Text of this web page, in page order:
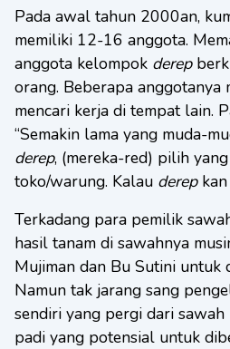
Pada awal tahun 2000an,
memiliki 12-16 anggota.
anggota kelompok derep
orang. Beberapa anggotanya
mencari kerja di tempat lain.
“Semakin lama yang muda-
derep, (mereka-red) pilih
toko/warung. Kalau derepkan
Terkadang para pemilik
hasil tanam di sawahnya
Mujiman dan Bu Sutini untuk
Namun tak jarang sang
sendiri yang pergi dari sawah
padi yang potensial untuk